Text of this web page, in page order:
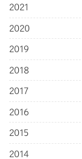
2021
2020
2019
2018
2017
2016
2015
2014